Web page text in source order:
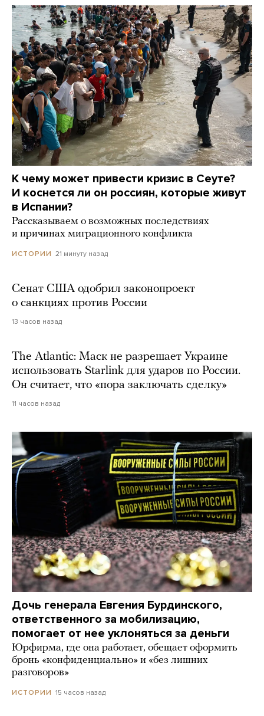
К чему может привести кризис в Сеуте?
И коснется ли он россиян, которые живут
в Испании?
Рассказываем о возможных последствиях
и причинах миграционного конфликта
ИСТОРИИ 21 минуту назад
Сенат США одобрил законопроект
о санкциях против России
13 часов назад
The Atlantic: Маск не разрешает Украине
использовать Starlink для ударов по России.
Он считает, что «пора заключать сделку»
11 часов назад
Дочь генерала Евгения Бурдинского,
ответственного за мобилизацию,
помогает от нее уклоняться за деньги
Юрфирма, где она работает, обещает оформить
бронь «конфиденциально» и «без лишних
разговоров»
ИСТОРИИ 15 часов назад